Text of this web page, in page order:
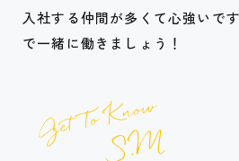
入社する仲間が多くて心強いで
で一緒に働きましょう！